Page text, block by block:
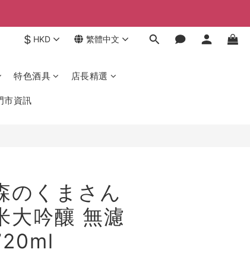
$ HKD 繁體中文
特色酒具 店長精選
市資訊
のくまさん
大吟釀 無濾